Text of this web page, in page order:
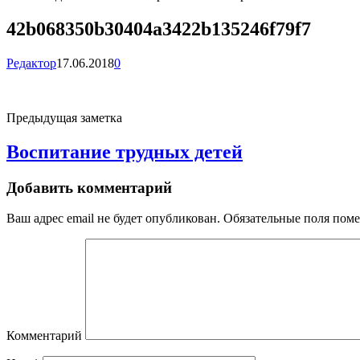
42b068350b30404a3422b135246f79f7
Редактор17.06.20180
Предыдущая заметка
Воспитание трудных детей
Добавить комментарий
Ваш адрес email не будет опубликован. Обязательные поля
Комментарий